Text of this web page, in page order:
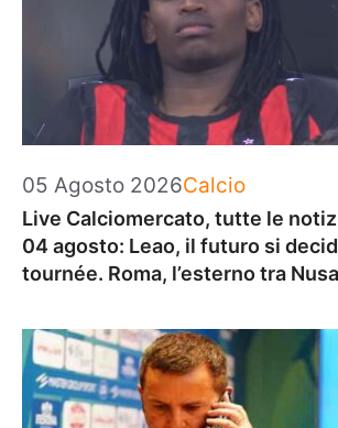
05 Agosto 2026Categorie
Calcio
Live Calciomercato, tutte le
04 agosto: Leao, il futuro si
tournée. Roma, l’esterno tra